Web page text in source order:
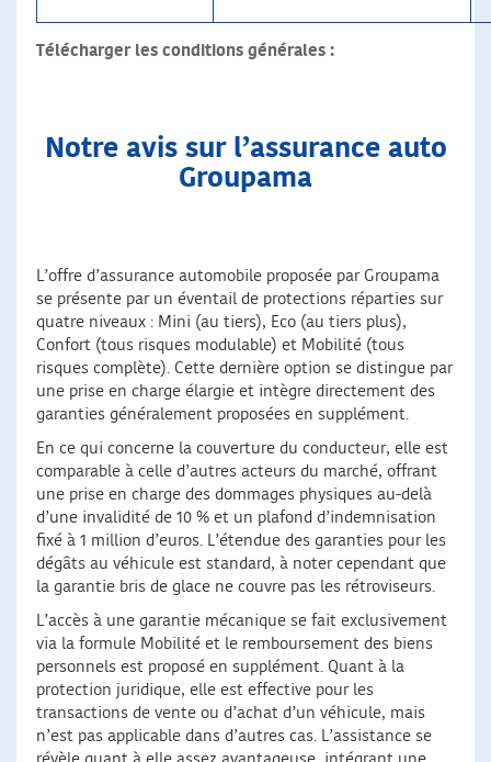
Télécharger les conditions générales :
Notre avis sur l’assurance auto
Groupama
L’offre d’assurance automobile proposée par Groupama
se présente par un éventail de protections réparties sur
quatre niveaux : Mini (au tiers), Eco (au tiers plus),
Confort (tous risques modulable) et Mobilité (tous
risques complète). Cette dernière option se distingue par
une prise en charge élargie et intègre directement des
garanties généralement proposées en supplément.
En ce qui concerne la couverture du conducteur, elle est
comparable à celle d’autres acteurs du marché, offrant
une prise en charge des dommages physiques au-delà
d’une invalidité de 10 % et un plafond d’indemnisation
fixé à 1 million d’euros. L’étendue des garanties pour les
dégâts au véhicule est standard, à noter cependant que
la garantie bris de glace ne couvre pas les rétroviseurs.
L’accès à une garantie mécanique se fait exclusivement
via la formule Mobilité et le remboursement des biens
personnels est proposé en supplément. Quant à la
protection juridique, elle est effective pour les
transactions de vente ou d’achat d’un véhicule, mais
n’est pas applicable dans d’autres cas. L’assistance se